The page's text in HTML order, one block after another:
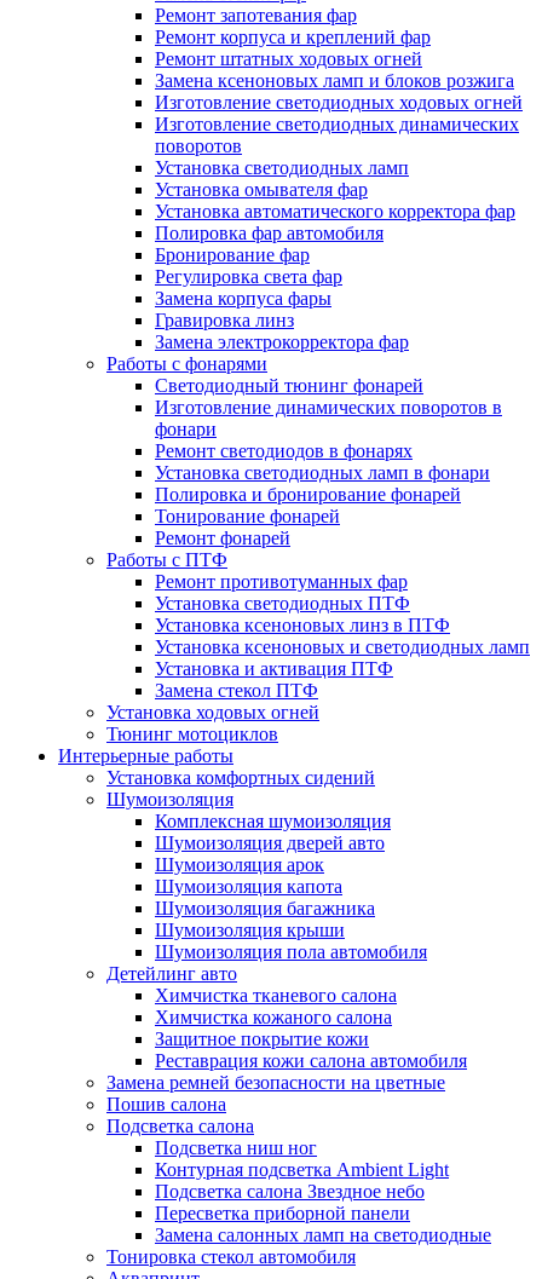
Ремонт запотевания фар
Ремонт корпуса и креплений фар
Ремонт штатных ходовых огней
Замена ксеноновых ламп и блоков розжига
Изготовление светодиодных ходовых огней
Изготовление светодиодных динамических
поворотов
Установка светодиодных ламп
Установка омывателя фар
Установка автоматического корректора фар
Полировка фар автомобиля
Бронирование фар
Регулировка света фар
Замена корпуса фары
Гравировка линз
Замена электрокорректора фар
Работы с фонарями
Светодиодный тюнинг фонарей
Изготовление динамических поворотов в
фонари
Ремонт светодиодов в фонарях
Установка светодиодных ламп в фонари
Полировка и бронирование фонарей
Тонирование фонарей
Ремонт фонарей
Работы с ПТФ
Ремонт противотуманных фар
Установка светодиодных ПТФ
Установка ксеноновых линз в ПТФ
Установка ксеноновых и светодиодных ламп
Установка и активация ПТФ
Замена стекол ПТФ
Установка ходовых огней
Тюнинг мотоциклов
Интерьерные работы
Установка комфортных сидений
Шумоизоляция
Комплексная шумоизоляция
Шумоизоляция дверей авто
Шумоизоляция арок
Шумоизоляция капота
Шумоизоляция багажника
Шумоизоляция крыши
Шумоизоляция пола автомобиля
Детейлинг авто
Химчистка тканевого салона
Химчистка кожаного салона
Защитное покрытие кожи
Реставрация кожи салона автомобиля
Замена ремней безопасности на цветные
Пошив салона
Подсветка салона
Подсветка ниш ног
Контурная подсветка Ambient Light
Подсветка салона Звездное небо
Пересветка приборной панели
Замена салонных ламп на светодиодные
Тонировка стекол автомобиля